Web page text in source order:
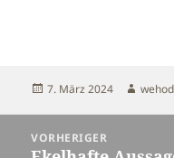
Veröffentlicht
7. März 2024 Autor
Beitragsnavigation
VORHERIGER